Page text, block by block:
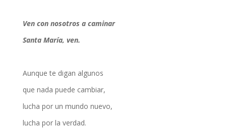
Ven con nosotros a caminar
Santa María, ven.
Aunque te digan algunos
que nada puede cambiar,
lucha por un mundo nuevo,
lucha por la verdad.